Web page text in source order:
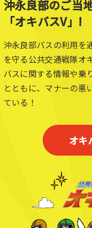
沖永良部のご当
「オキバスV」!
沖永良部バスの利用を
を守る公共交通戦隊オ
バスに関する情報や乗
とともに、マナーの悪
ている！
オキ